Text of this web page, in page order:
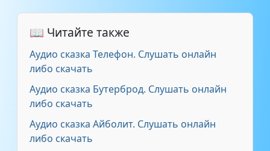
📖 Читайте также
Аудио сказка Телефон. Слушать онлайн
либо скачать
Аудио сказка Бутерброд. Слушать онлайн
либо скачать
Аудио сказка Айболит. Слушать онлайн
либо скачать